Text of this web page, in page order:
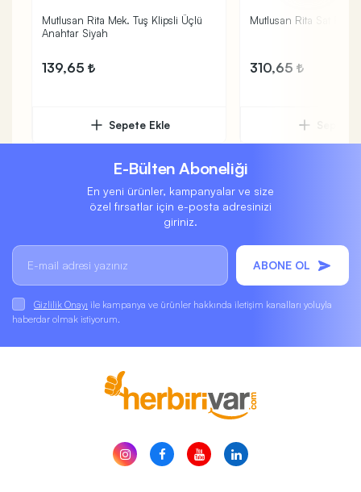
Mutlusan Rita Mek. Tuş Klipsli Üçlü
Anahtar Siyah
139,65
Sepete Ekle
Mutlusan Rita Sat Prizi
310,65
E-Bülten Aboneliği
En yeni ürünler, kampanyalar ve size
özel fırsatlar için e-posta adresinizi
giriniz.
ABONE OL
Gizlilik Onayı ile kampanya ve ürünler hakkında iletişim kanalları yoluyla
haberdar olmak istiyorum.